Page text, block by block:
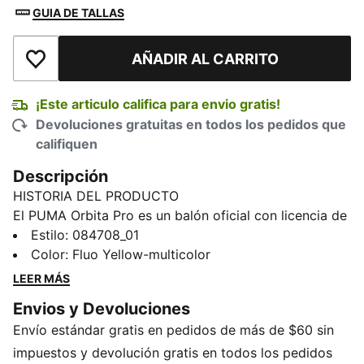
GUIA DE TALLAS
Añadir a la lista de deseosAÑADIR AL CARRITO
¡Este articulo califica para envio gratis!
Devoluciones gratuitas en todos los pedidos que
califiquen
Descripción
HISTORIA DEL PRODUCTO
El PUMA Orbita Pro es un balón oficial con licencia de
la Premier League 25/26. Inspirado en noches
eléctricas bajo las luces, esta edición de alta
visibilidad está diseñada para destacarse. Con 12
alta frecuencia para mayor durabilidad y un tacto
suave en cualquier clima, está diseñado para ser
protagonista y definir el partido.
Estilo: 084708_01
Color: Fluo Yellow-multicolor
LEER MÁS
Envios y Devoluciones
Envío estándar gratis en pedidos de más de $60 sin
impuestos y devolución gratis en todos los pedidos